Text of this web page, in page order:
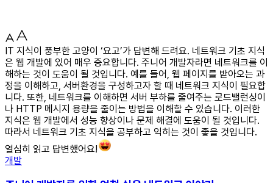
IT 지식이 풍부한 고양이 ‘요고’가 답변해 드려요. 네트워크 기초 지식
은 웹 개발에 있어 매우 중요합니다. 주니어 개발자라면 네트워크를 이
해하는 것이 도움이 될 것입니다. 예를 들어, 웹 페이지를 받아오는 과
정을 이해하고, 서버환경을 구성하고자 할 때 네트워크 지식이 필요합
니다. 또한, 네트워크를 이해하면 서버 부하를 줄여주는 로드밸런싱이
나 HTTP 메시지 용량을 줄이는 방법을 이해할 수 있습니다. 이러한
지식은 웹 개발에서 성능 향상이나 문제 해결에 도움이 될 것입니다.
따라서 네트워크 기초 지식을 공부하고 익히는 것이 좋을 것입니다.
열심히 읽고 답변했어요!
개발